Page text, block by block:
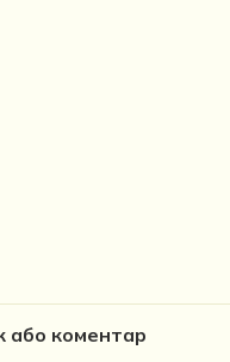
або коментар